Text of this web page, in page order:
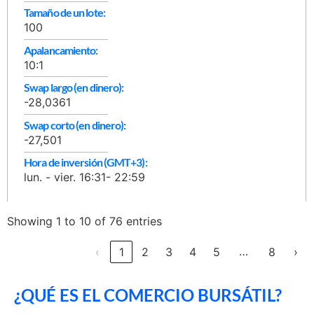
Tamaño de un lote:
100
Apalancamiento:
10:1
Swap largo (en dinero):
-28,0361
Swap corto (en dinero):
-27,501
Hora de inversión (GMT+3):
lun. - vier. 16:31- 22:59
Showing 1 to 10 of 76 entries
‹ 1 2 3 4 5 … 8 ›
¿QUÉ ES EL COMERCIO BURSÁTIL?